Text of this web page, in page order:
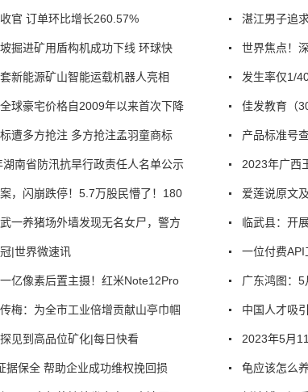
官 订单环比增长260.57%
掘进矿用盾构机成功下线 环球快
新能源矿山智能运载机器人亮相
球豪宅价格自2009年以来首次下降
遭多方抢注 多方抢注孟羽童商标
南省防汛抗旱行政责任人名单公示
，闪崩跌停！5.7万股民懵了！180
一养猪场外墙发现无名女尸，警方
|世界微速讯
亿像素后置主摄！红米Note12Pro
梅：为全市工业倍增贡献山亭巾帼
见到高品位矿化|每日快看
据保全 帮助企业成功维权挽回损
湛江男子追
世界焦点！
发生率仅1/
佳发教育（
产品标准号
2023年广西
爱莲说原文
临武县：开
一位付费API
广东鸿图：
中国人才吸
2023年5月
龟应该怎么